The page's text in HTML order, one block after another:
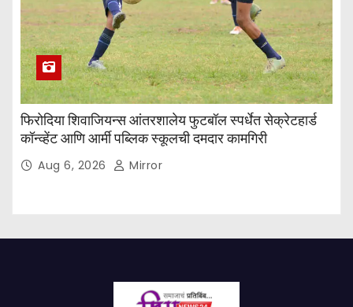
फिरोदिया शिवाजियन्स आंतरशालेय फुटबॉल स्पर्धेत सेक्रेटहार्ड
कॉन्व्हेंट आणि आर्मी पब्लिक स्कूलची दमदार कामगिरी
Aug 6, 2026 Mirror